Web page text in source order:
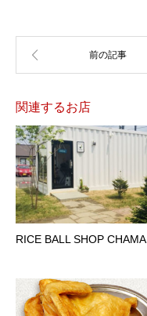
関連するお店
RICE BALL SHOP CHAMA